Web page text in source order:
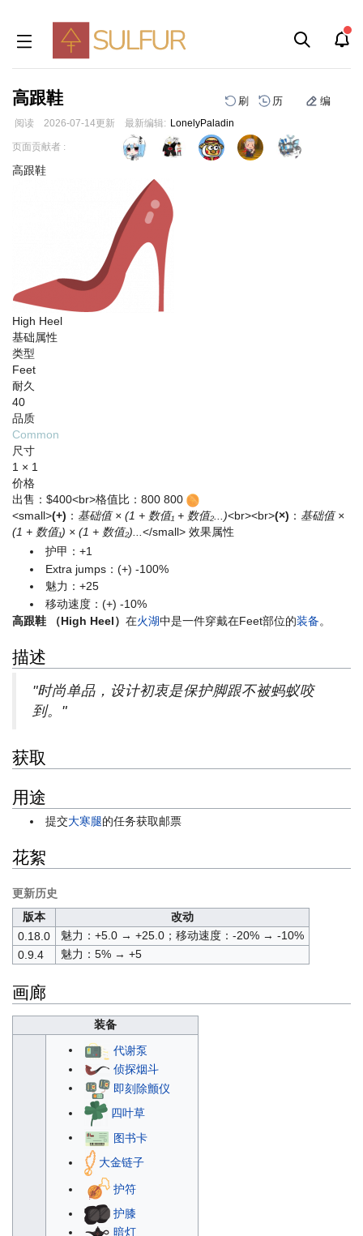
高跟鞋 刷 历 编
阅读 2026-07-14更新 最新编辑: LonelyPaladin
跳
导
跳
搜
页面贡献者 :
高跟鞋
High Heel
基础属性
类型
Feet
耐久
40
品质
Common
尺寸
1 × 1
价格
出售：$400<br>格值比：800 800
<small>(+) ： 基础值 × (1 + 数值₁ + 数值₂...)<br><br>(×) ： 基础值 ×
(1 + 数值₁) × (1 + 数值₂)...</small> 效果属性
护甲：+1
Extra jumps：(+) -100%
魅力：+25
移动速度：(+) -10%
高跟鞋 （High Heel） 在火湖中是一件穿戴在Feet部位的装备。
描述
"时尚单品，设计初衷是保护脚跟不被蚂蚁咬
到。"
获取
用途
提交大寒腿的任务获取邮票
花絮
更新历史
版本
改动
0.18.0
魅力：+5.0 → +25.0；移动速度：-20% → -10%
0.9.4
魅力：5% → +5
画廊
装备
代谢泵
侦探烟斗
即刻除颤仪
四叶草
图书卡
大金链子
护符
护膝
暗灯